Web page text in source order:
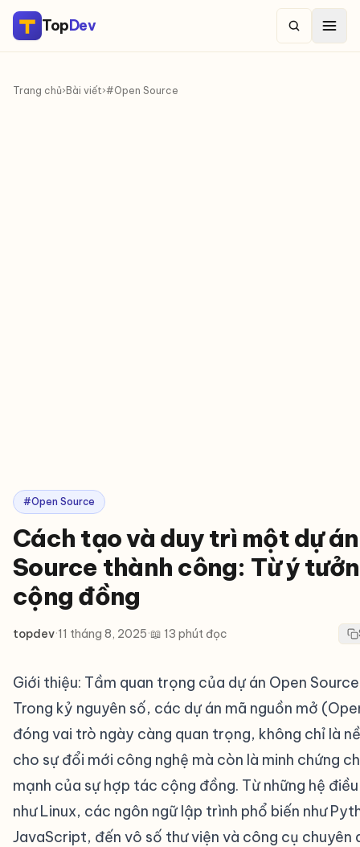
TopDev
Trang chủ› Bài viết›#Open Source
#Open Source
Cách tạo và duy trì một dự
Source thành công: Từ ý
cộng đồng
topdev·11 tháng 8, 2025·📖 13 phút đọc
Giới thiệu: Tầm quan trọng của dự án Open Source
Trong kỷ nguyên số, các dự án mã nguồn mở
đóng vai trò ngày càng quan trọng, không chỉ là
cho sự đổi mới công nghệ mà còn là minh chứng
mạnh của sự hợp tác cộng đồng. Từ những hệ
như Linux, các ngôn ngữ lập trình phổ biến như
JavaScript, đến vô số thư viện và công cụ chuyên